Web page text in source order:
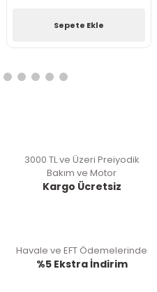
Sepete Ekle
3000 TL ve Üzeri Preiyodik
Bakım ve Motor
Kargo Ücretsiz
Havale ve EFT Ödemelerinde
%5 Ekstra İndirim